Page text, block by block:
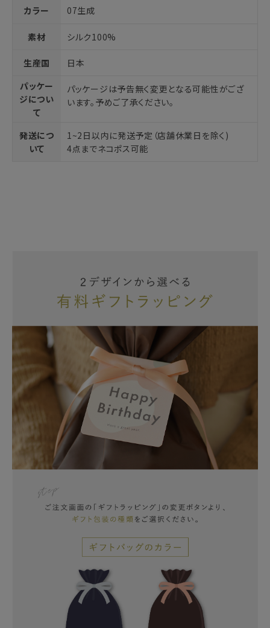
カラー 07生成
素材 シルク100%
生産国
日本
パッケー
ジについ
て
パッケージは予告無く変更となる可能性がござ
います。予めご了承ください。
発送につ
いて
1~2日以内に発送予定（店舗休業日を除く)
4点までネコポス可能